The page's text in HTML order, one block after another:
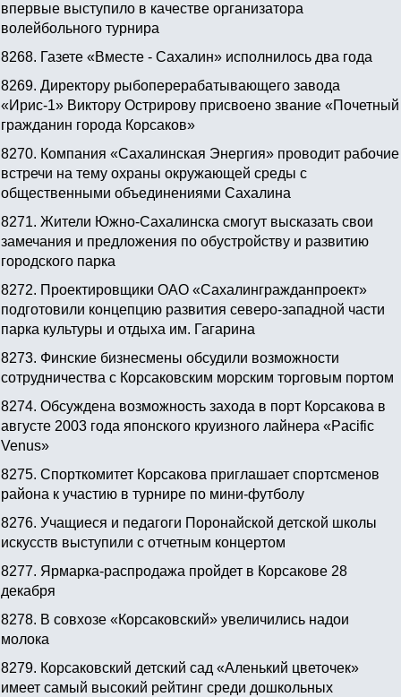
впервые выступило в качестве организатора
волейбольного турнира
8268. Газете «Вместе - Сахалин» исполнилось два года
8269. Директору рыбоперерабатывающего завода
«Ирис-1» Виктору Острирову присвоено звание «Почетный
гражданин города Корсаков»
8270. Компания «Сахалинская Энергия» проводит рабочие
встречи на тему охраны окружающей среды с
общественными объединениями Сахалина
8271. Жители Южно-Сахалинска смогут высказать свои
замечания и предложения по обустройству и развитию
городского парка
8272. Проектировщики ОАО «Сахалингражданпроект»
подготовили концепцию развития северо-западной части
парка культуры и отдыха им. Гагарина
8273. Финские бизнесмены обсудили возможности
сотрудничества с Корсаковским морским торговым портом
8274. Обсуждена возможность захода в порт Корсакова в
августе 2003 года японского круизного лайнера «Pacific
Venus»
8275. Спорткомитет Корсакова приглашает спортсменов
района к участию в турнире по мини-футболу
8276. Учащиеся и педагоги Поронайской детской школы
искусств выступили с отчетным концертом
8277. Ярмарка-распродажа пройдет в Корсакове 28
декабря
8278. В совхозе «Корсаковский» увеличились надои
молока
8279. Корсаковский детский сад «Аленький цветочек»
имеет самый высокий рейтинг среди дошкольных